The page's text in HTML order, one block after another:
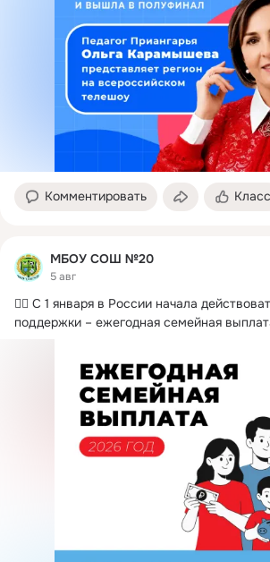
Комментировать Класс
МБОУ СОШ №20
5 авг
🙋‍♀️ С 1 января в России начала
поддержки – ежегодная семейная